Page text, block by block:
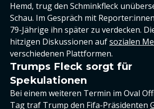
Hemd, trug den Schminkfleck
Schau. Im Gespräch mit
79-Jährige ihn später zu verdecken.
hitzigen Diskussionen aufsozialen
verschiedenen Plattformen.
Trumps Fleck sorgt für
Spekulationen
Bei einem weiteren Termin im Oval
Tag traf Trump den Fifa-Präsidenten